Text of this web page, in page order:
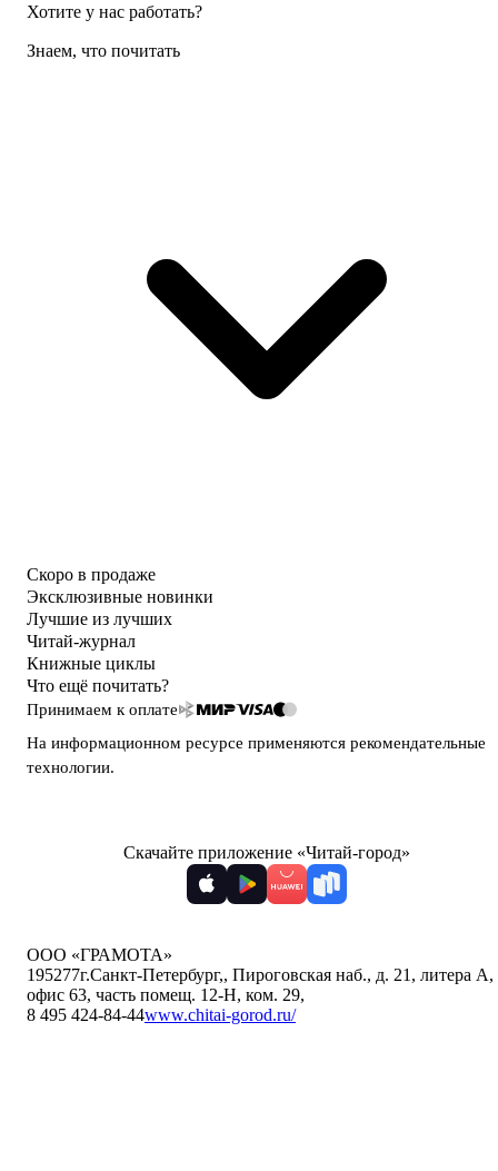
Хотите у нас работать?
Знаем, что почитать
Скоро в продаже
Эксклюзивные новинки
Лучшие из лучших
Читай-журнал
Книжные циклы
Что ещё почитать?
Принимаем к оплате
На информационном ресурсе применяются рекомендательные
технологии.
Скачайте приложение «Читай-город»
ООО «ГРАМОТА»
195277г.Санкт-Петербург,, Пироговская наб., д. 21, литера А,
офис 63, часть помещ. 12-Н, ком. 29,
8 495 424-84-44www.chitai-gorod.ru/